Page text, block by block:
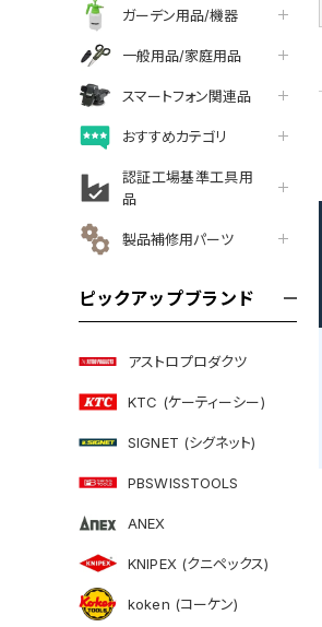
ガーデン用品/機器
一般用品/家庭用品
スマートフォン関連品
おすすめカテゴリ
認証工場基準工具用
品
製品補修用パーツ
ピックアップブランド
アストロプロダクツ
KTC (ケーティーシー)
SIGNET (シグネット)
PBSWISSTOOLS
ANEX
KNIPEX (クニペックス)
koken (コーケン)